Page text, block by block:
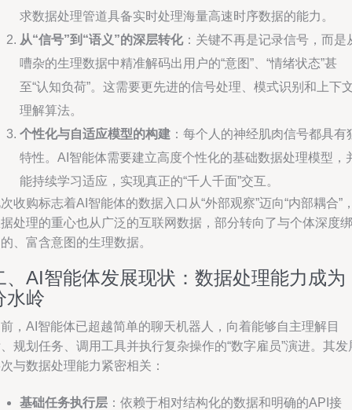
求数据处理管道具备实时处理海量高速时序数据的能力。
从“信号”到“语义”的深层转化：关键不再是记录信号，而是
嘈杂的生理数据中精准解码出用户的“意图”、“情绪状态”甚
至“认知负荷”。这需要更先进的信号处理、模式识别和上下
理解算法。
个性化与自适应模型的构建 ：每个人的神经肌肉信号都具有
特性。AI智能体需要建立高度个性化的基础数据处理模型，
能持续学习适应，实现真正的“千人千面”交互。
收购标志着AI智能体的数据入口从“外部观察”迈向“内部耦合”
处理的重心也从广泛的互联网数据，部分转向了与个体深度绑
、富含意图的生理数据。
、AI智能体发展现状：数据处理能力成为
水岭
，AI智能体已超越简单的聊天机器人，向着能够自主理解目
规划任务、调用工具并执行复杂操作的“数字雇员”演进。其发
与数据处理能力紧密相关：
基础任务执行层 ：依赖于相对结构化的数据和明确的API接